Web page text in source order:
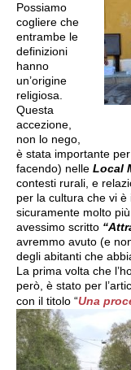
Possiamo
cogliere che
entrambe le
definizioni
hanno
un’origine
religiosa.
Questa
accezione,
non lo nego,
è stata importante
facendo) nelle Local
contesti rurali, e
per la cultura che vi
sicuramente molto
avessimo scritto
avremmo avuto (e
degli abitanti che
La prima volta che
però, è stato per
con il titolo “Una